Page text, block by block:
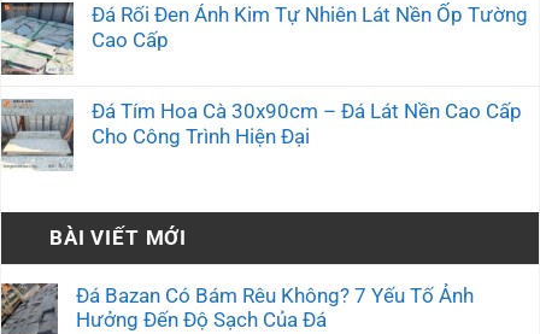
Đá Rối Đen Ánh Kim Tự Nhiên Lát Nền Ốp Tường
Cao Cấp
Đá Tím Hoa Cà 30x90cm – Đá Lát Nền Cao Cấp
Cho Công Trình Hiện Đại
BÀI VIẾT MỚI
Đá Bazan Có Bám Rêu Không? 7 Yếu Tố Ảnh
Hưởng Đến Độ Sạch Của Đá